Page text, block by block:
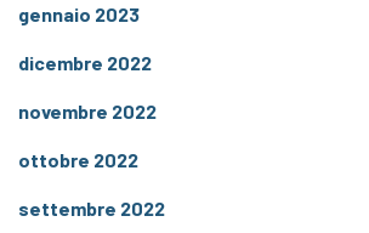
gennaio 2023
dicembre 2022
novembre 2022
ottobre 2022
settembre 2022